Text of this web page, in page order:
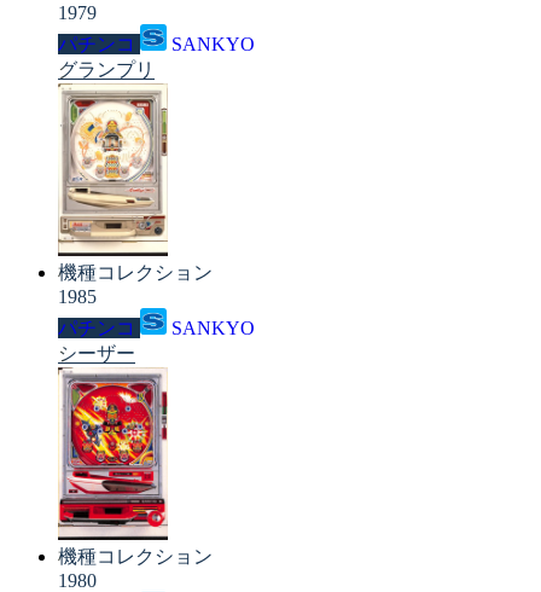
1979
パチンコ
SANKYO
グランプリ
機種コレクション
1985
パチンコ
SANKYO
シーザー
機種コレクション
1980